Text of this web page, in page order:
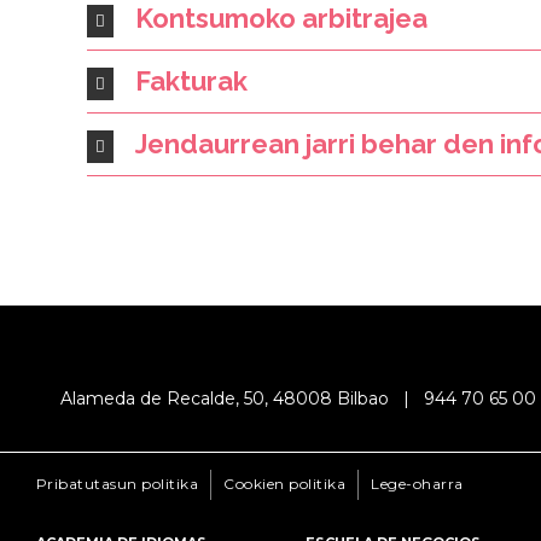
Kontsumoko arbitrajea
Fakturak
Jendaurrean jarri behar den
Alameda de Recalde, 50, 48008 Bilbao | 944 70 65 00
Pribatutasun politika Cookien politika Lege-oharra